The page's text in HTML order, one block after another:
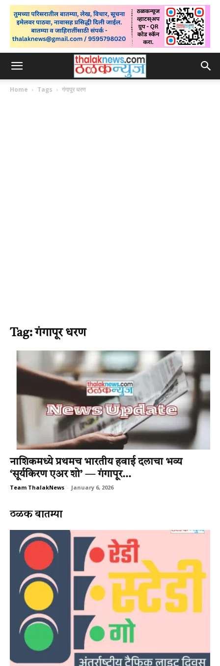
Home Tags गंगापूर धरण
Tag: गंगापूर धरण
नाशिकमध्ये प्रथमच भारतीय हवाई दलाचा भव्य
‘सूर्यकिरण एअर शो’ — गंगापूर...
Team ThalakNews - January 6, 2026
ठळक बातम्या